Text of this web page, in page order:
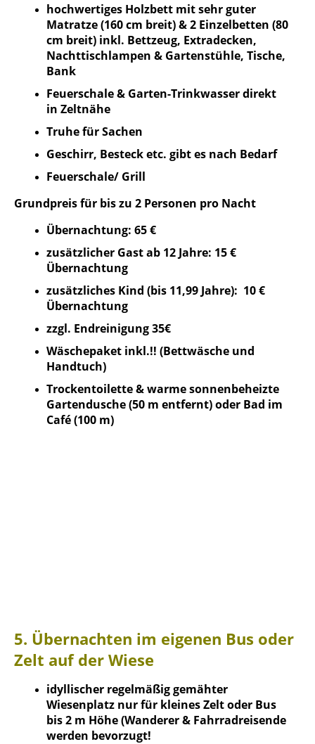
hochwertiges Holzbett mit sehr guter
Matratze (160 cm breit) & 2 Einzelbetten (80
cm breit) inkl. Bettzeug, Extradecken,
Nachttischlampen & Gartenstühle, Tische,
Bank
Feuerschale & Garten-Trinkwasser direkt
in Zeltnähe
Truhe für Sachen
Geschirr, Besteck etc. gibt es nach Bedarf
Feuerschale/ Grill
Grundpreis für bis zu 2 Personen pro Nacht
Übernachtung: 65 €
zusätzlicher Gast ab 12 Jahre: 15 €
Übernachtung
zusätzliches Kind (bis 11,99 Jahre): 10 €
Übernachtung
zzgl. Endreinigung 35€
Wäschepaket inkl.!! (Bettwäsche und
Handtuch)
Trockentoilette & warme sonnenbeheizte
Gartendusche (50 m entfernt) oder Bad im
Café (100 m)
5. Übernachten im eigenen Bus oder
Zelt auf der Wiese
idyllischer regelmäßig gemähter
Wiesenplatz nur für kleines Zelt oder Bus
bis 2 m Höhe (Wanderer & Fahrradreisende
werden bevorzugt!